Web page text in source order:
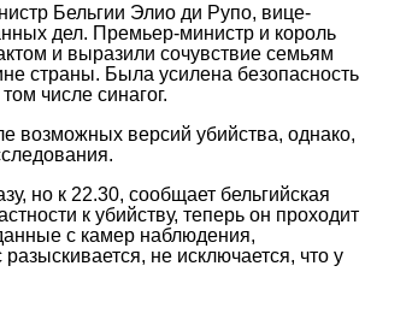
Бельгии Элио ди Рупо, вице-
дел. Премьер-министр и король
и выразили сочувствие семьям
страны. Была усилена безопасность
числе синагог.
возможных версий убийства, однако,
но к 22.30, сообщает бельгийская
к убийству, теперь он проходит
с камер наблюдения,
не исключается, что у